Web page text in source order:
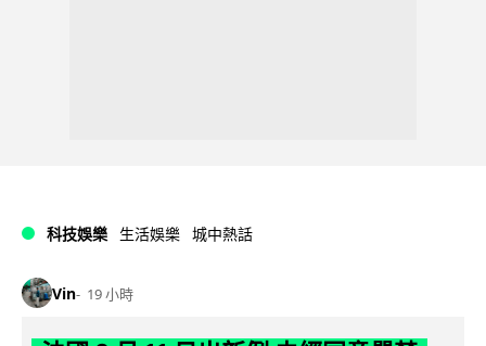
科技娛樂 生活娛樂 城中熱話
Vin 19 小時